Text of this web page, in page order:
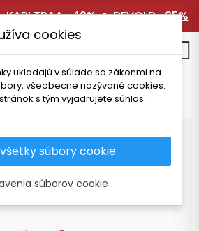
KARI TRAA -40%🔥DEVOLD -25%
oblečenie Svetre
Svetre
cookies
ukladajú v súlade so zákonmi na
všeobecne nazývané cookies.
s tým vyjadrujete súhlas.
súbory cookie
súborov cookie